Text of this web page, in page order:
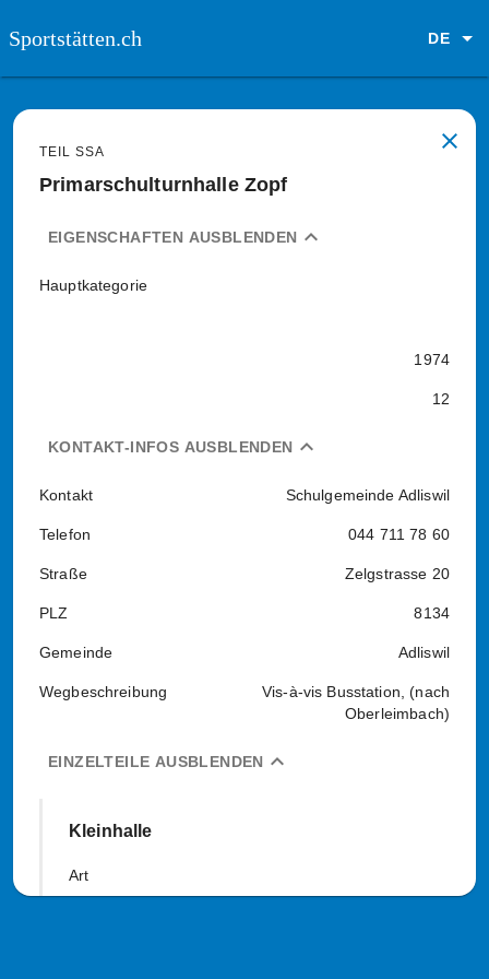
Sportstätten.ch DE
close
TEIL SSA
Primarschulturnhalle Zopf
expand_less
EIGENSCHAFTEN AUSBLENDEN
Hauptkategorie
1974
12
expand_less
KONTAKT-INFOS AUSBLENDEN
Kontakt Schulgemeinde Adliswil
Telefon 044 711 78 60
Straße Zelgstrasse 20
PLZ 8134
Gemeinde Adliswil
Wegbeschreibung
Vis-à-vis Busstation, (nach
Oberleimbach)
expand_less
EINZELTEILE AUSBLENDEN
Kleinhalle
Art